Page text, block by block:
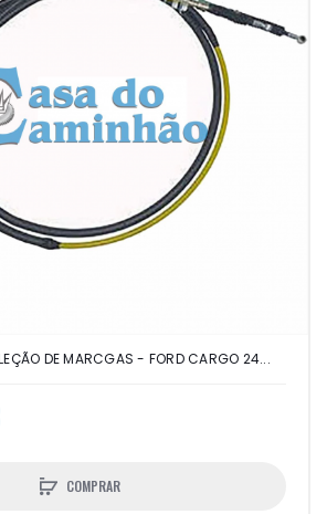
DE MARCGAS - FORD CARGO 24...
COMPRAR